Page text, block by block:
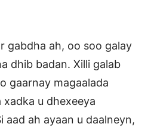
gabdha ah, oo soo galay
dhib badan. Xilli galab
gaarnay magaalada
xadka u dhexeeya
aad ah ayaan u daalneyn,